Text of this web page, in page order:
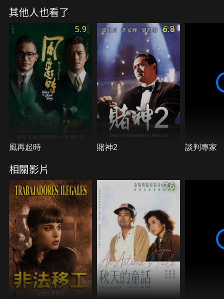
交織著其他非法移民的不同命運，青年的友誼、愛情
與理想的夢。
其他人也看了
5.9
風再起時
6.8
賭神2 談判專家
相關影片
7.6